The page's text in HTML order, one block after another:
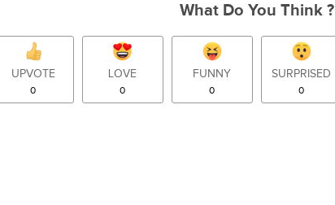
What Do You Think ?
UPVOTE
0
LOVE
0
FUNNY
0
SURPRISED
0